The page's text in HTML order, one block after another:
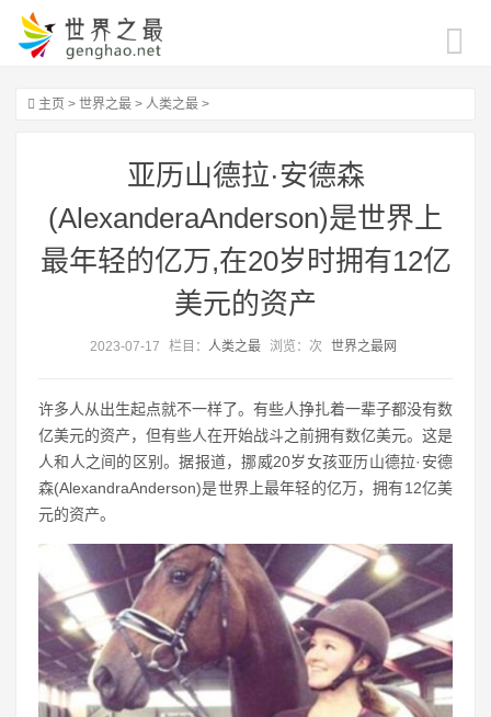
主页 > 世界之最 > 人类之最 >
亚历山德拉·安德森
(AlexanderaAnderson)是世界上
最年轻的亿万,在20岁时拥有12亿
美元的资产
2023-07-17 栏目： 人类之最 浏览： 次 世界之最网
许多人从出生起点就不一样了。有些人挣扎着一辈子都没有数
亿美元的资产，但有些人在开始战斗之前拥有数亿美元。这是
人和人之间的区别。据报道，挪威20岁女孩亚历山德拉·安德
森(AlexandraAnderson)是世界上最年轻的亿万，拥有12亿美
元的资产。